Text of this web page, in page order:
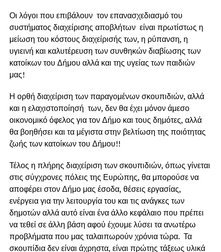
Οι λόγοι που επιβάλουν τον επανασχεδιασμό του
συστήματος διαχείρισης αποβλήτων είναι πρωτίστως η
μείωση του κόστους διαχείρισής των, η ρύπανση, η
υγιεινή και καλυτέρευση των συνθηκών διαβίωσης των
κατοίκων του Δήμου αλλά και της υγείας των παιδιών
μας!
Η ορθή διαχείριση των παραγομένων σκουπιδιών, αλλά
και η ελαχιστοποίησή των, δεν θα έχει μόνον άμεσο
οικονομικό όφελος για τον Δήμο και τους δημότες, αλλά
θα βοηθήσει και τα μέγιστα στην βελτίωση της ποιότητας
ζωής των κατοίκων του Δήμου!!
Τέλος η πλήρης διαχείριση των σκουπιδιών, όπως γίνεται
στις σύγχρονες πόλεις της Ευρώπης, θα μπορούσε να
αποφέρει στον Δήμο μας έσοδα, θέσεις εργασίας,
ενέργεια για την λειτουργία του και τις ανάγκες των
δημοτών αλλά αυτό είναι ένα άλλο κεφάλαιο που πρέπει
να τεθεί σε άλλη βάση αφού έχουμε λύσει τα ανωτέρω
προβλήματα που μας ταλαιπωρούν χρόνια τώρα. Τα
σκουπίδια δεν είναι άχρηστα, είναι πρώτης τάξεως υλικά